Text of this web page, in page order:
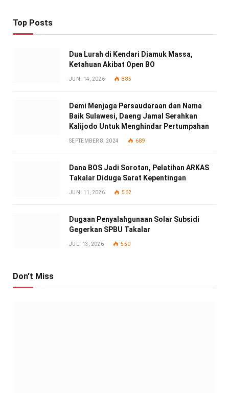
Top Posts
Dua Lurah di Kendari Diamuk Massa,
Ketahuan Akibat Open BO
JUNI 14, 2026 885
Demi Menjaga Persaudaraan dan Nama
Baik Sulawesi, Daeng Jamal Serahkan
Kalijodo Untuk Menghindar Pertumpahan
SEPTEMBER 8, 2024 689
Dana BOS Jadi Sorotan, Pelatihan ARKAS
Takalar Diduga Sarat Kepentingan
JUNI 11, 2026 562
Dugaan Penyalahgunaan Solar Subsidi
Gegerkan SPBU Takalar
JULI 13, 2026 550
Don't Miss